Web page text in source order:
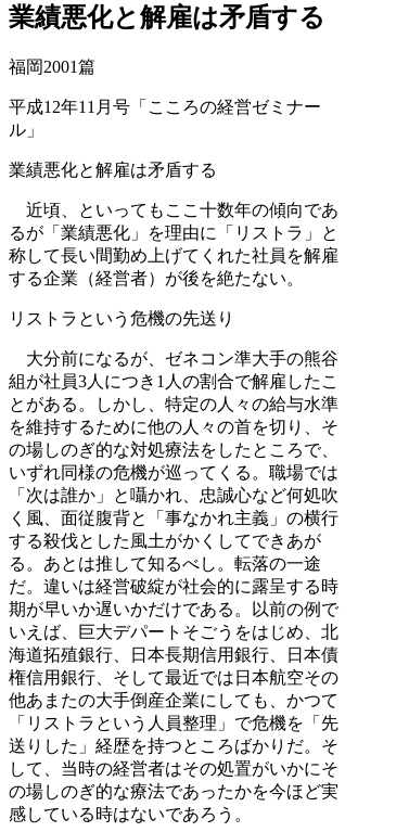
業績悪化と解雇は矛盾する
福岡2001篇
平成12年11月号「こころの経営ゼミナー
ル」
業績悪化と解雇は矛盾する
近頃、といってもここ十数年の傾向であ
るが「業績悪化」を理由に「リストラ」と
称して長い間勤め上げてくれた社員を解雇
する企業（経営者）が後を絶たない。
リストラという危機の先送り
大分前になるが、ゼネコン準大手の熊谷
組が社員3人につき1人の割合で解雇したこ
とがある。しかし、特定の人々の給与水準
を維持するために他の人々の首を切り、そ
の場しのぎ的な対処療法をしたところで、
いずれ同様の危機が巡ってくる。職場では
「次は誰か」と囁かれ、忠誠心など何処吹
く風、面従腹背と「事なかれ主義」の横行
する殺伐とした風土がかくしてできあが
る。あとは推して知るべし。転落の一途
だ。違いは経営破綻が社会的に露呈する時
期が早いか遅いかだけである。以前の例で
いえば、巨大デパートそごうをはじめ、北
海道拓殖銀行、日本長期信用銀行、日本債
権信用銀行、そして最近では日本航空その
他あまたの大手倒産企業にしても、かつて
「リストラという人員整理」で危機を「先
送りした」経歴を持つところばかりだ。そ
して、当時の経営者はその処置がいかにそ
の場しのぎ的な療法であったかを今ほど実
感している時はないであろう。